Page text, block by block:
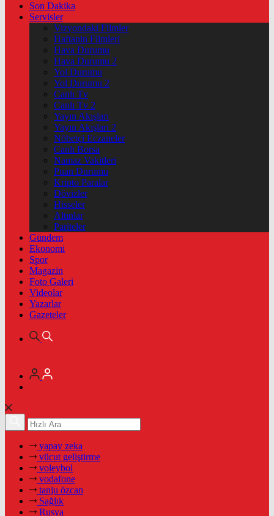
Son Dakika
Servisler
Vizyondaki Filmler
Haftanin Filmleri
Hava Durumu
Hava Durumu 2
Yol Durumu
Yol Durumu 2
Canlı Tv
Canlı Tv 2
Yayın Akışları
Yayın Akışları 2
Nöbetçi Eczaneler
Canlı Borsa
Namaz Vakitleri
Puan Durumu
Kripto Paralar
Dövizler
Hisseler
Altınlar
Pariteler
Gündem
Ekonomi
Spor
Magazin
Foto Galeri
Videolar
Yazarlar
Gazeteler
yapay zeka
vücut geliştirme
voleybol
vodafone
tanju özcan
Sağlık
Rusya